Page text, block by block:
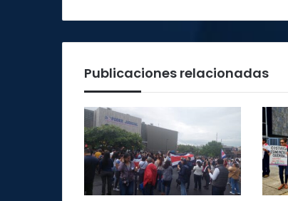
Guanacaste
Publicaciones relacionadas